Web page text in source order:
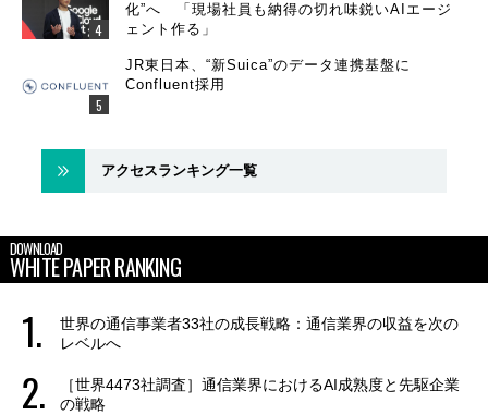
化”へ 「現場社員も納得の切れ味鋭いAIエージ
ェント作る」
JR東日本、“新Suica”のデータ連携基盤に
Confluent採用
アクセスランキング一覧
DOWNLOAD
WHITE PAPER RANKING
世界の通信事業者33社の成長戦略：通信業界の収益を次の
レベルへ
［世界4473社調査］通信業界におけるAI成熟度と先駆企業
の戦略